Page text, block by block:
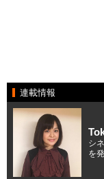
連載情報
シ
を